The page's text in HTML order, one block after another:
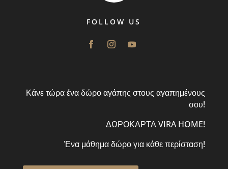
FOLLOW US
Κάνε τώρα ένα δώρο αγάπης στους αγαπημένους
σου!
ΔΩΡΟΚΑΡΤΑ VIRA HOME!
Ένα μάθημα δώρο για κάθε περίσταση!